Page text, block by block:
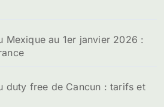
Mexique au 1er janvier 2026 :
duty free de Cancun : tarifs et